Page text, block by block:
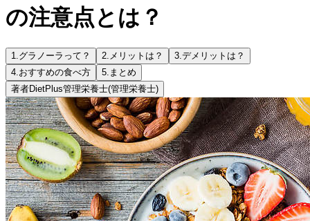
の注意点とは？
1.グラノーラって？ 2. メリットは？ 3.デメリットは？
4.おすすめの食べ方 5. まとめ
著者DietPlus管理栄養士(管理栄養士)